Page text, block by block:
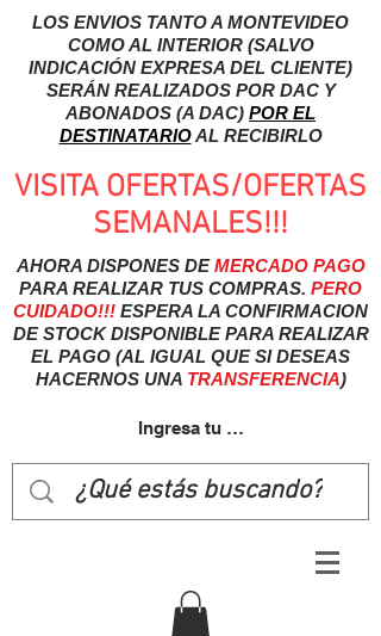
LOS ENVIOS TANTO A MONTEVIDEO
COMO AL INTERIOR (SALVO
INDICACIÓN EXPRESA DEL CLIENTE)
SERÁN REALIZADOS POR DAC Y
ABONADOS (A DAC) POR EL
DESTINATARIOAL RECIBIRLO
VISITA OFERTAS/OFERTAS
SEMANALES!!!
AHORA DISPONES DEMERCADO PAGO
PARA REALIZAR TUS COMPRAS. PERO
CUIDADO!!! ESPERA LA CONFIRMACION
DE STOCK DISPONIBLE PARA REALIZAR
EL PAGO (AL IGUAL QUE SI DESEAS
HACERNOS UNA TRANSFERENCIA)
Ingresa tu usuairo